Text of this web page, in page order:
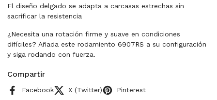
El diseño delgado se adapta a carcasas estrechas sin
sacrificar la resistencia
¿Necesita una rotación firme y suave en condiciones
difíciles? Añada este rodamiento 6907RS a su configuración
y siga rodando con fuerza.
Compartir
Facebook X (Twitter) Pinterest